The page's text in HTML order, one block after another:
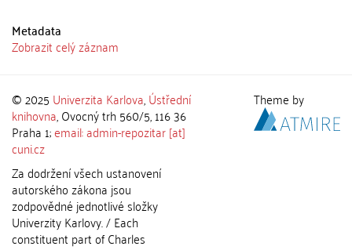
Metadata
Zobrazit celý záznam
© 2025 Univerzita Karlova,Ústřední
knihovna, Ovocný trh 560/5, 116 36
Praha 1;email: admin-repozitar [at]
cuni.cz
Za dodržení všech ustanovení
autorského zákona jsou
zodpovědné jednotlivé složky
Univerzity Karlovy. / Each
constituent part of Charles
Theme by